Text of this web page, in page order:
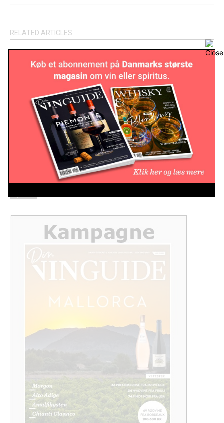
RELATED ARTICLES
Australsk vineksport falder til
laveste niveau i 22 år
Lovende høst på Sicilien
Vinverdenen mister en pioner:
Emidio Pepe er død